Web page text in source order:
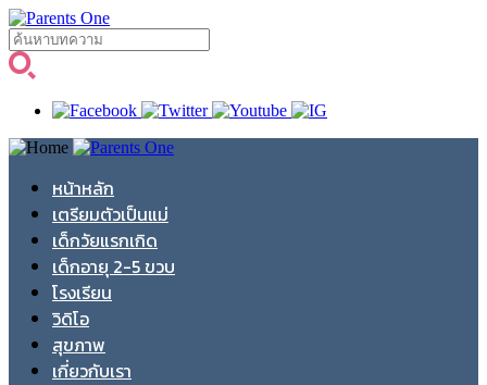
หน้าหลัก
เตรียมตัวเป็นแม่
เด็กวัยแรกเกิด
เด็กอายุ 2-5 ขวบ
โรงเรียน
วิดิโอ
สุขภาพ
เกี่ยวกับเรา